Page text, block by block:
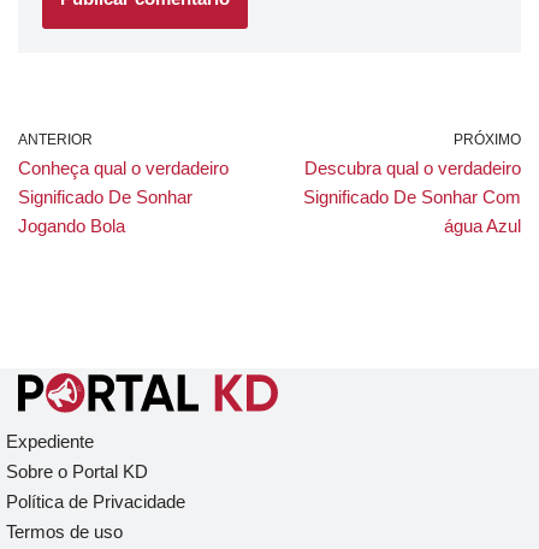
ANTERIOR
Conheça qual o verdadeiro
Significado De Sonhar
Jogando Bola
PRÓXIMO
Descubra qual o verdadeiro
Significado De Sonhar Com
água Azul
Expediente
Sobre o Portal KD
Política de Privacidade
Termos de uso